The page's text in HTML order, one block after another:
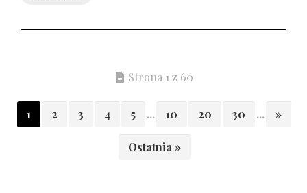
Strona 1 z 60
1 2 3 4 5 ... 10 20 30 ... »
Ostatnia »